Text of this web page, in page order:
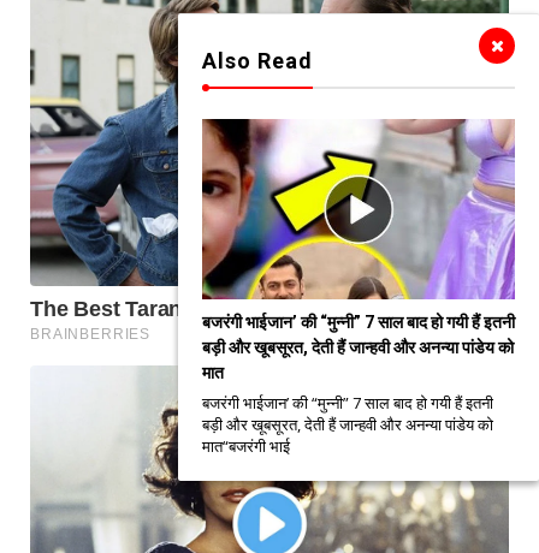
Also Read
बजरंगी भाईजान’ की “मुन्नी” 7 साल बाद हो गयी हैं इतनी
बड़ी और खूबसूरत, देती हैं जान्हवी और अनन्या पांडेय को
मात
बजरंगी भाईजान’ की “मुन्नी” 7 साल बाद हो गयी हैं इतनी
बड़ी और खूबसूरत, देती हैं जान्हवी और अनन्या पांडेय को
मात“बजरंगी भाई